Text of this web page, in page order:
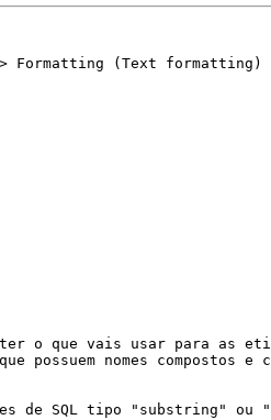
Formatting (Text
o que vais usar para as
nomes compostos
de SQL tipo "substring" ou